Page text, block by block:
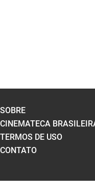
SOBRE
CINEMATECA
TERMOS DE USO
CONTATO